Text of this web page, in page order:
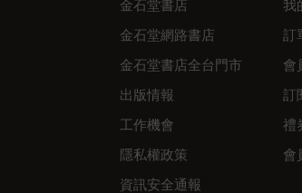
金石堂書店
金石堂網路書店
金石堂書店全台門市
出版情報
工作機會
隱私權政策
資訊安全通報
我
訂
會
訂
禮
會